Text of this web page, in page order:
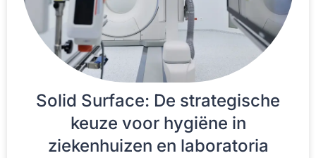
Solid Surface: De strategische
keuze voor hygiëne in
ziekenhuizen en laboratoria